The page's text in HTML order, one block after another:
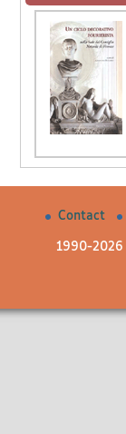
Contact
1990-